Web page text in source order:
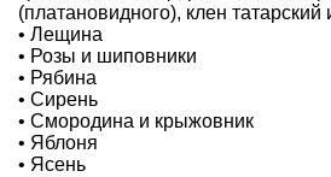
(платановидного), клен
• Лещина
• Розы и шиповники
• Рябина
• Сирень
• Смородина и крыжовник
• Яблоня
• Ясень